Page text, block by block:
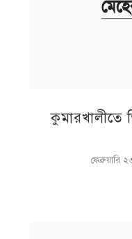
কুমারখালীতে
ফেব্রুয়ারি